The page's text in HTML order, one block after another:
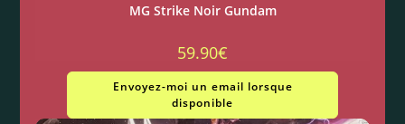
MG Strike Noir Gundam
59.90€
Envoyez-moi un email lorsque
disponible